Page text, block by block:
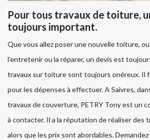
Pour tous travaux de toiture,
toujours important.
Que vous allez poser une nouvelle toiture,
l’entretenir ou la réparer, un devis est
travaux sur toiture sont toujours onéreux. Il
pour les dépenses à effectuer. A Saivres,
travaux de couverture, PETRY Tony est un
à contacter. Il a la réputation de réaliser des
alors que les prix sont abordables.